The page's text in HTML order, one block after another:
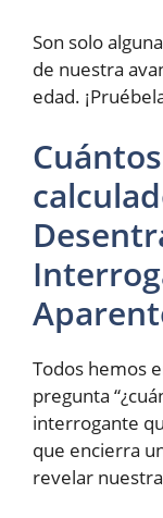
Son solo
de nuestra
edad.
Todos hemos
pregunta
interrogante
que encierra
revelar